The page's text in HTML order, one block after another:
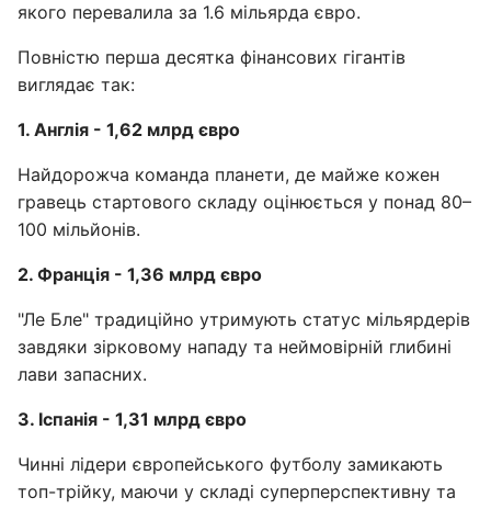
якого перевалила за 1.6 мільярда євро.
Повністю перша десятка фінансових гігантів
виглядає так:
1. Англія - 1,62 млрд євро
Найдорожча команда планети, де майже кожен
гравець стартового складу оцінюється у понад 80–
100 мільйонів.
2. Франція - 1,36 млрд євро
"Ле Бле" традиційно утримують статус мільярдерів
завдяки зірковому нападу та неймовірній глибині
лави запасних.
3. Іспанія - 1,31 млрд євро
Чинні лідери європейського футболу замикають
топ-трійку, маючи у складі суперперспективну та